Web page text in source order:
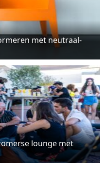
met neutraal-
lounge met